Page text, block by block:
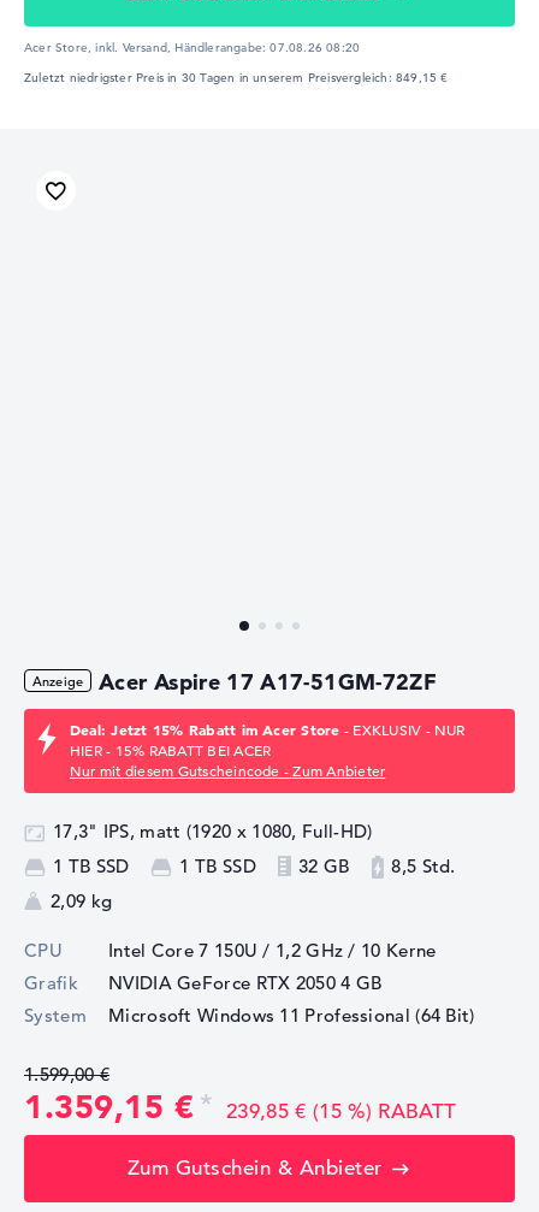
Acer Store, inkl. Versand, Händlerangabe:07.08.26 08:20
Zuletzt niedrigster Preis in 30 Tagen in unserem Preisvergleich: 849,15 €
Acer Aspire 17 A17-51GM-72ZF
Deal: Jetzt 15% Rabatt im Acer Store - EXKLUSIV - NUR
HIER - 15% RABATT BEI ACER
Nur mit diesem Gutscheincode - Zum Anbieter
17,3" IPS, matt (1920 x 1080, Full-HD)
1 TB SSD
1 TB SSD 32 GB
8,5 Std.
2,09 kg
CPU Intel Core 7 150U / 1,2 GHz / 10 Kerne
Grafik
NVIDIA GeForce RTX 20504 GB
System
Microsoft Windows 11 Professional (64 Bit)
1.599,00 €
1.359,15 € 239,85 € (15 %) RABATT
Zum Gutschein & Anbieter